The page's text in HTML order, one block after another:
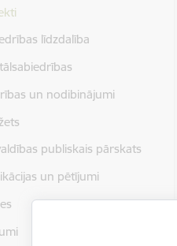
līdzdalība
un nodibinājumi
publiskais pārskats
un pētījumi